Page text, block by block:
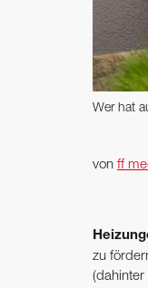
Wer hat
von ff
zu
(dahinter